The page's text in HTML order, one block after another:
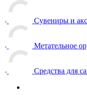
Сувениры и
Метательное
Средства для